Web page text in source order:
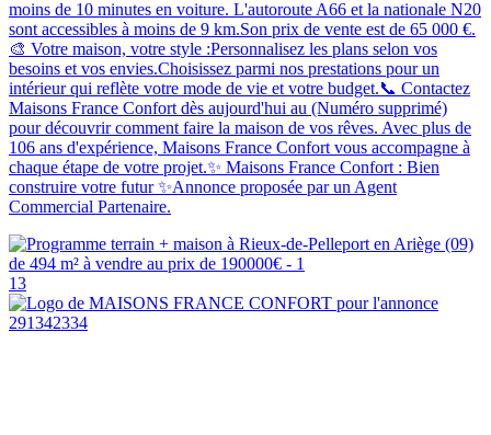
moins de 10 minutes en voiture. L'autoroute A66 et la nationale N20
sont accessibles à moins de 9 km.Son prix de vente est de 65 000 €.
🎨 Votre maison, votre style :Personnalisez les plans selon vos
besoins et vos envies.Choisissez parmi nos prestations pour un
intérieur qui reflète votre mode de vie et votre budget.📞 Contactez
Maisons France Confort dès aujourd'hui au (Numéro supprimé)
pour découvrir comment faire la maison de vos rêves. Avec plus de
106 ans d'expérience, Maisons France Confort vous accompagne à
chaque étape de votre projet.✨ Maisons France Confort : Bien
construire votre futur ✨Annonce proposée par un Agent
Commercial Partenaire.
13